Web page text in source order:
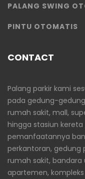
PALANG SWING
PINTU OTOMATIS
CONTACT
Palang parkir kami
pada gedung-
rumah sakit, mall,
hingga stasiun
pemanfaatannya
perkantoran, gedung
rumah sakit,
apartemen,